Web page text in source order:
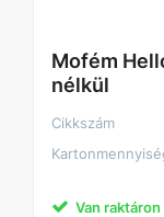
Mofém
nélkül
Cikkszám
Van raktáron